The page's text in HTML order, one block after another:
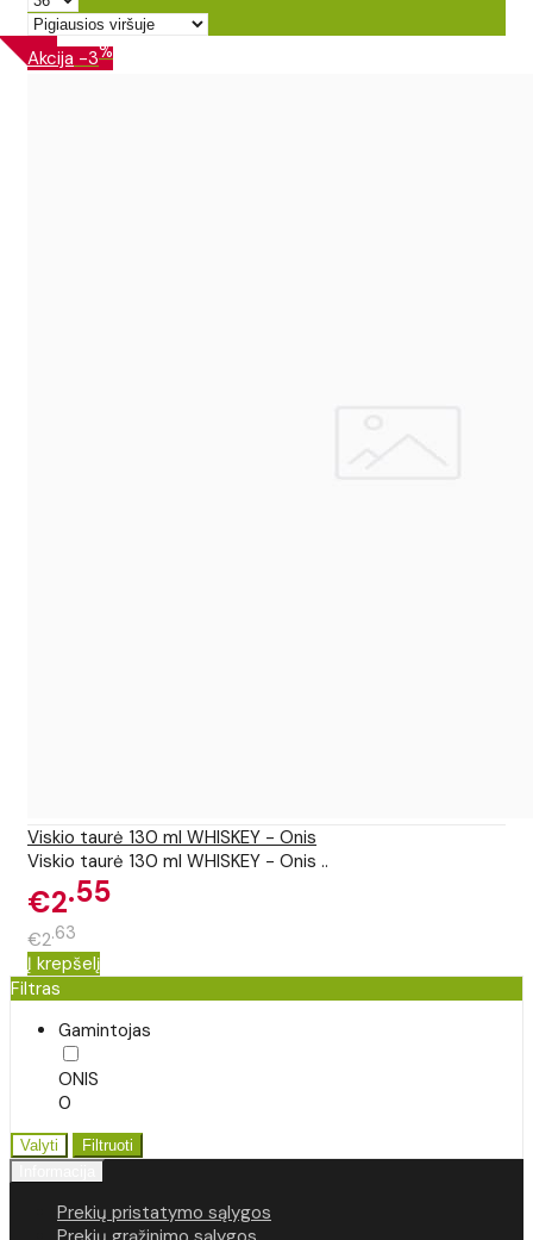
Akcija -3%
Viskio taurė 130 ml WHISKEY - Onis
Viskio taurė 130 ml WHISKEY - Onis ..
€2 55
€2 63
Į krepšelį
Filtras
Gamintojas
ONIS
0
Valyti
Filtruoti
Prekių pristatymo sąlygos